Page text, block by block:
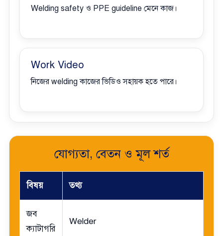
Welding safety ও PPE guideline মেনে কাজ।
Work Video
নিজের welding কাজের ভিডিও সহায়ক হতে পারে।
যোগ্যতা, বেতন ও মূল শর্ত
বিষয় তথ্য
জব
ক্যাটাগরি
Welder